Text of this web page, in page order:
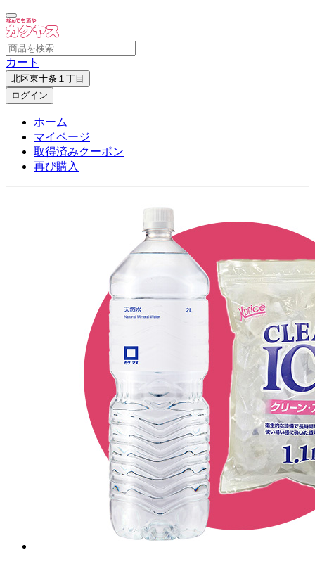
カート
北区東十条１丁目
ログイン
ホーム
マイページ
取得済みクーポン
再び購入